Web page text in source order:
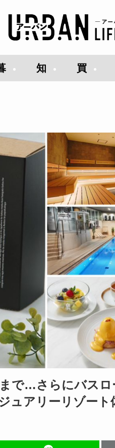
知 買
で…さらにバスロ
ュアリーリゾート